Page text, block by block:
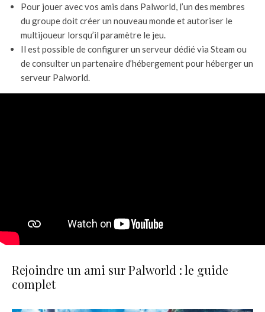
Pour jouer avec vos amis dans Palworld, l’un des membres
du groupe doit créer un nouveau monde et autoriser le
multijoueur lorsqu’il paramètre le jeu.
Il est possible de configurer un serveur dédié via Steam ou
de consulter un partenaire d’hébergement pour héberger un
serveur Palworld.
Rejoindre un ami sur Palworld : le guide
complet